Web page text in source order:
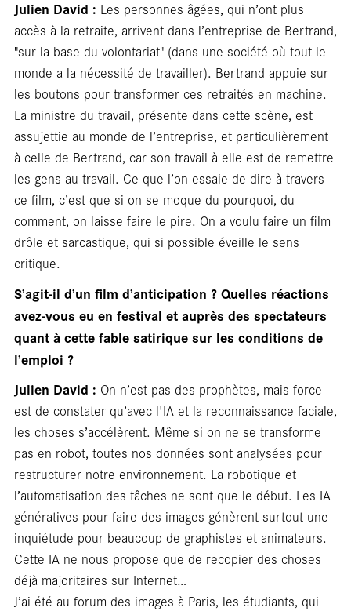
Julien David : Les personnes âgées, qui n’ont plus
accès à la retraite, arrivent dans l’entreprise de Bertrand,
"sur la base du volontariat" (dans une société où tout le
monde a la nécessité de travailler). Bertrand appuie sur
les boutons pour transformer ces retraités en machine.
La ministre du travail, présente dans cette scène, est
assujettie au monde de l’entreprise, et particulièrement
à celle de Bertrand, car son travail à elle est de remettre
les gens au travail. Ce que l’on essaie de dire à travers
ce film, c’est que si on se moque du pourquoi, du
comment, on laisse faire le pire. On a voulu faire un film
drôle et sarcastique, qui si possible éveille le sens
critique.
S’agit-il d’un film d’anticipation ? Quelles réactions
avez-vous eu en festival et auprès des spectateurs
quant à cette fable satirique sur les conditions de
l’emploi ?
Julien David : On n’est pas des prophètes, mais force
est de constater qu’avec l'IA et la reconnaissance faciale,
les choses s’accélèrent. Même si on ne se transforme
pas en robot, toutes nos données sont analysées pour
restructurer notre environnement. La robotique et
l’automatisation des tâches ne sont que le début. Les IA
génératives pour faire des images génèrent surtout une
inquiétude pour beaucoup de graphistes et animateurs.
Cette IA ne nous propose que de recopier des choses
déjà majoritaires sur Internet…
J’ai été au forum des images à Paris, les étudiants, qui